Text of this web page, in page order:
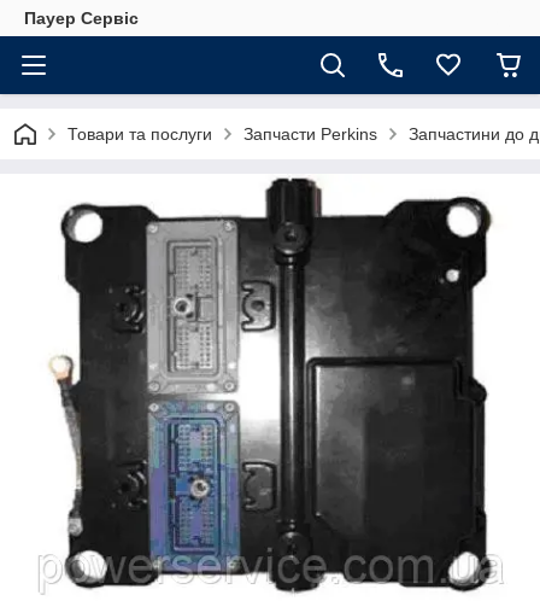
Пауер Сервіс
Товари та послуги Запчасти Perkins Запчастини до